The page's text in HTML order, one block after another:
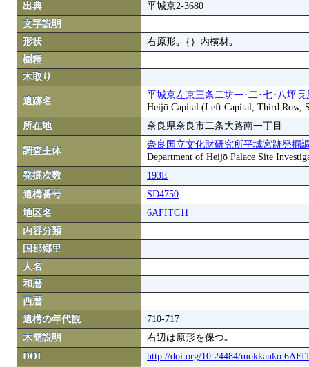
出典
平城京2-3680
文字説明
形状
右原形｡｛｝内横材｡
樹種
木取り
遺跡名
平城京左京三条二坊一･二･七･八坪長
Heijō Capital (Left Capital, Third Row,
所在地
奈良県奈良市二条大路南一丁目
調査主体
奈良国立文化財研究所平城宮跡発掘
Department of Heijō Palace Site
発掘次数
193E
遺構番号
SD4750
地区名
6AFITC11
内容分類
国郡郷里
人名
和暦
西暦
遺構の年代観
710-717
木簡説明
右辺は原形を保つ｡
DOI
http://doi.org/10.24484/